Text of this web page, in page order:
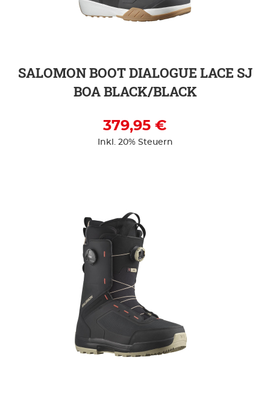
SALOMON BOOT DIALOGUE LACE SJ
BOA BLACK/BLACK
379,95 €
Inkl. 20% Steuern
ZUR DETAILSEITE
ZUR DETAILSEITE